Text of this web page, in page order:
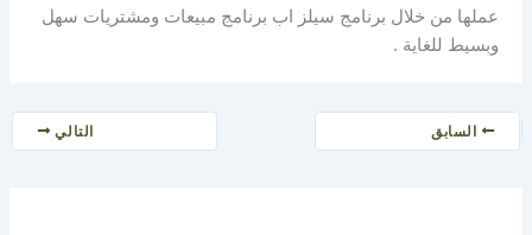
عملها من خلال برنامج سيلز اب برنامج مبيعات ومشتريات سهل
وبسيط للغاية .
السابق التالي